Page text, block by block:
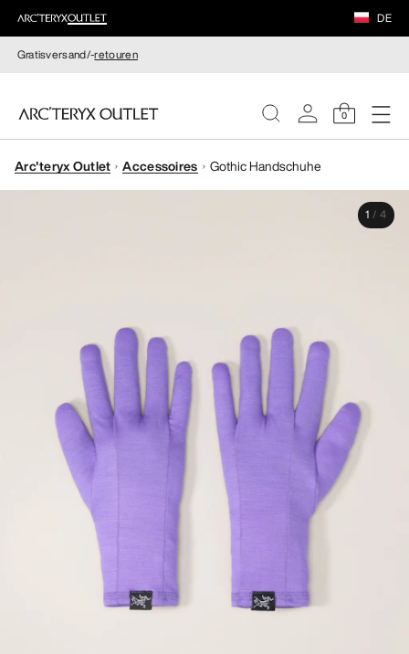
DE
Gratisversand/-retouren
0
DAMEN
Arc'teryx Outlet Accessoires Gothic Handschuhe
1 / 4